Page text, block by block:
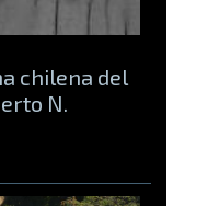
chilena del
N.